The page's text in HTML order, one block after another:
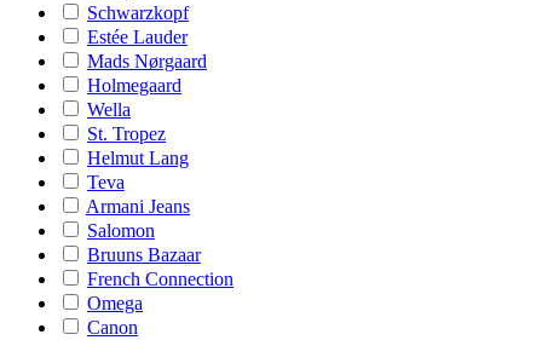
Schwarzkopf
Estée Lauder
Mads Nørgaard
Holmegaard
Wella
St. Tropez
Helmut Lang
Teva
Armani Jeans
Salomon
Bruuns Bazaar
French Connection
Omega
Canon